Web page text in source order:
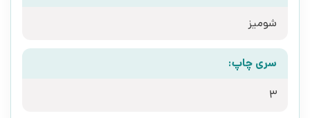
شومیز
سری چاپ:
3